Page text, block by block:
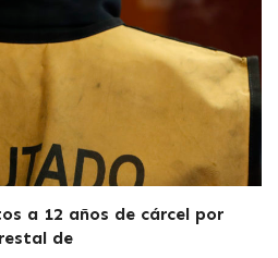
a 12 años de cárcel por
de